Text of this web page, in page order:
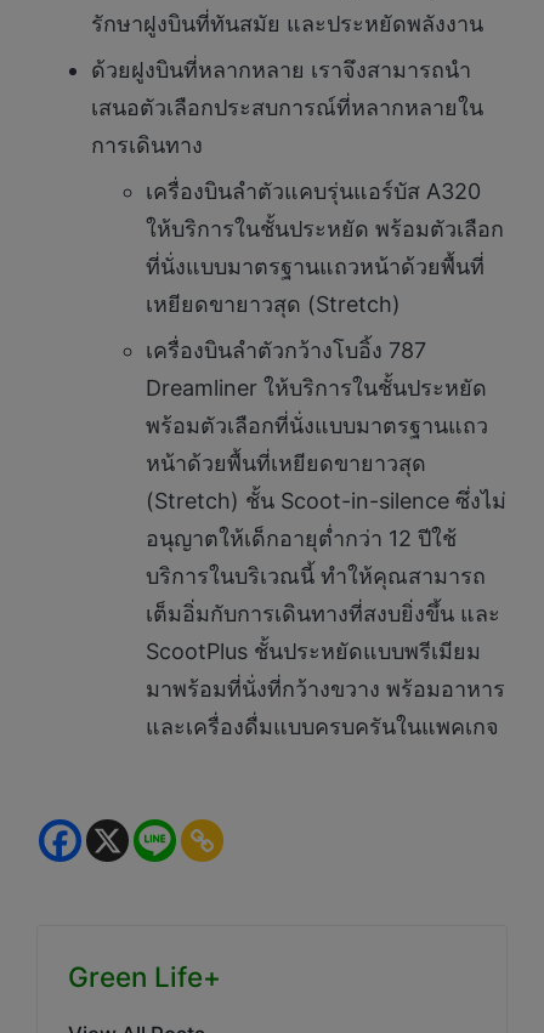
รักษาฝูงบินที่ทันสมัย และประหยัดพลังงาน
ด้วยฝูงบินที่หลากหลาย เราจึงสามารถนำ
เสนอตัวเลือกประสบการณ์ที่หลากหลายใน
การเดินทาง
เครื่องบินลำตัวแคบรุ่นแอร์บัส A320
ให้บริการในชั้นประหยัด พร้อมตัวเลือก
ที่นั่งแบบมาตรฐานแถวหน้าด้วยพื้นที่
เหยียดขายาวสุด (Stretch)
เครื่องบินลำตัวกว้างโบอิ้ง 787
Dreamliner ให้บริการในชั้นประหยัด
พร้อมตัวเลือกที่นั่งแบบมาตรฐานแถว
หน้าด้วยพื้นที่เหยียดขายาวสุด
(Stretch) ชั้น Scoot-in-silence ซึ่งไม่
อนุญาตให้เด็กอายุต่ำกว่า 12 ปีใช้
บริการในบริเวณนี้ ทำให้คุณสามารถ
เต็มอิ่มกับการเดินทางที่สงบยิ่งขึ้น และ
ScootPlus ชั้นประหยัดแบบพรีเมียม
มาพร้อมที่นั่งที่กว้างขวาง พร้อมอาหาร
และเครื่องดื่มแบบครบครันในแพคเกจ
Green Life+